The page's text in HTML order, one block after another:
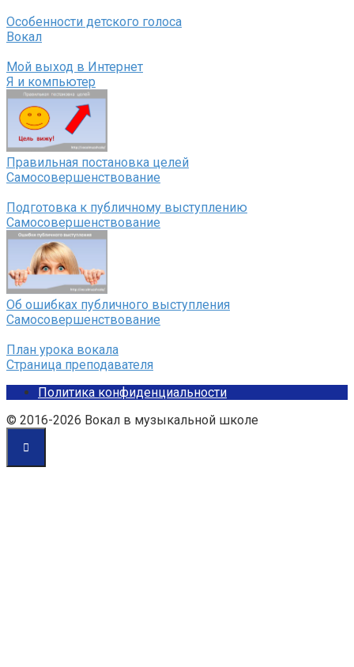
Особенности детского голоса
Вокал
Мой выход в Интернет
Я и компьютер
Правильная постановка целей
Самосовершенствование
Подготовка к публичному выступлению
Самосовершенствование
Об ошибках публичного выступления
Самосовершенствование
План урока вокала
Страница преподавателя
Политика конфиденциальности
© 2016-2026 Вокал в музыкальной школе